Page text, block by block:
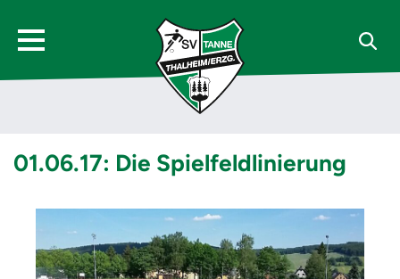
01.06.17: Die Spielfeldlinierung